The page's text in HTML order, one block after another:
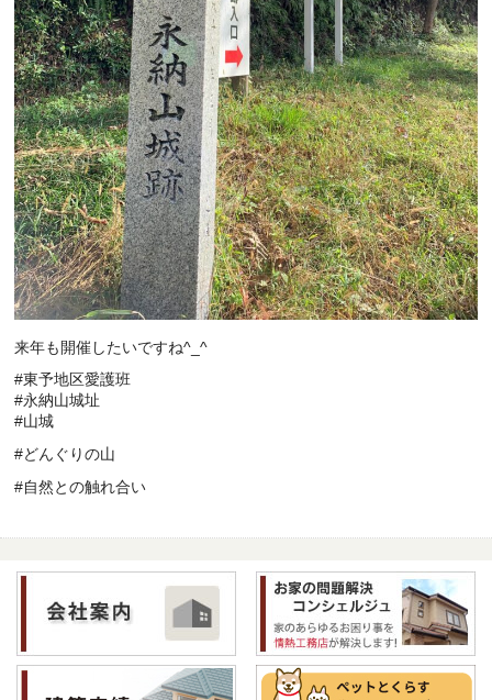
来年も開催したいですね^_^
#東予地区愛護班
#永納山城址
#山城
#どんぐりの山
#自然との触れ合い